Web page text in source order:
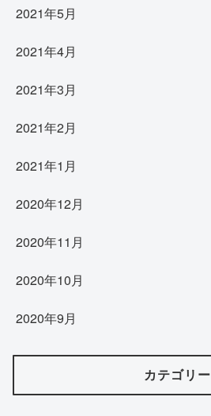
2021年5月
2021年4月
2021年3月
2021年2月
2021年1月
2020年12月
2020年11月
2020年10月
2020年9月
カテゴリー